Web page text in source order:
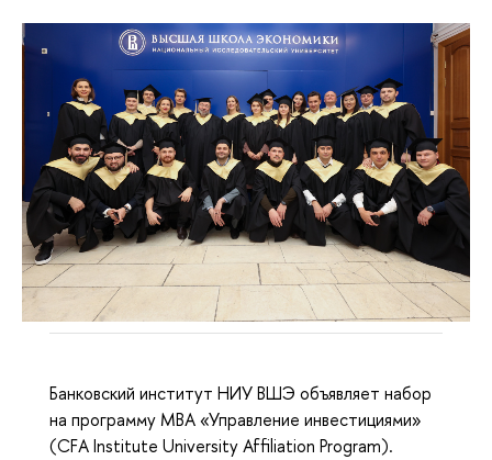
Банковский институт НИУ ВШЭ объявляет набор
на программу МВА «Управление инвестициями»
(CFA Institute University Affiliation Program).